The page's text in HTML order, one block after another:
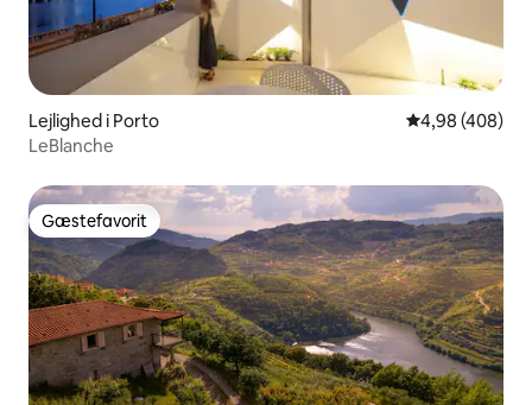
Lejlighed i Porto 4,98 ud af 5 i
4,98 (408)
LeBlanche
Gæstefavorit
Gæstefavorit